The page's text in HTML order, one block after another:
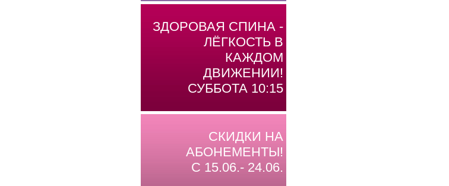
ЗДОРОВАЯ СПИНА -
ЛЁГКОСТЬ В
КАЖДОМ
ДВИЖЕНИИ!
СУББОТА 10:15
СКИДКИ НА
АБОНЕМЕНТЫ!
С 15.06.- 24.06.